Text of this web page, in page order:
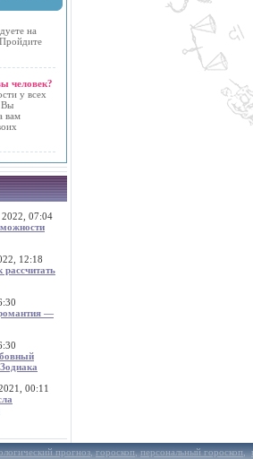
на
человек?
у всех
Вы
вам
2022, 07:04
12:18
рассчитать
—
00:11
прогноз,гороскоп,персональный гороскоп,